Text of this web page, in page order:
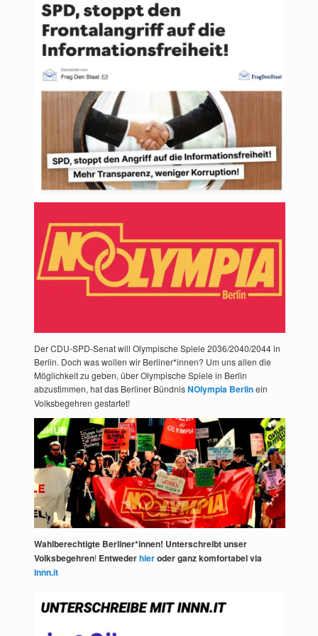
Der CDU-SPD-Senat will Olympische Spiele 2036/2040/2044 in
Berlin. Doch was wollen wir Berliner*innen? Um uns allen die
Möglichkeit zu geben, über Olympische Spiele in Berlin
abzustimmen, hat das Berliner BündnisNOlympia Berlinein
Volksbegehren gestartet!
Wahlberechtigte Berliner*innen! Unterschreibt unser
Volksbegehren! Entwederhieroder ganz komfortabel via
Innn.it